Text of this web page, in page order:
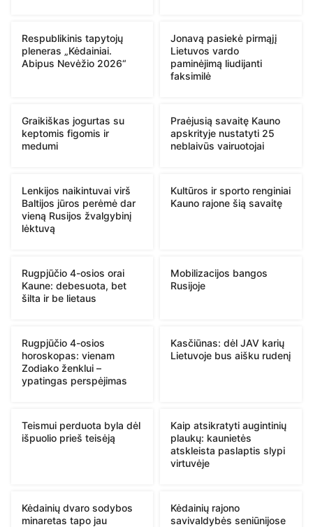
Respublikinis tapytojų
pleneras „Kėdainiai.
Abipus Nevėžio 2026“
Jonavą pasiekė pirmąjį
Lietuvos vardo
paminėjimą liudijanti
faksimilė
Graikiškas jogurtas su
keptomis figomis ir
medumi
Praėjusią savaitę Kauno
apskrityje nustatyti 25
neblaivūs vairuotojai
Lenkijos naikintuvai virš
Baltijos jūros perėmė dar
vieną Rusijos žvalgybinį
lėktuvą
Kultūros ir sporto renginiai
Kauno rajone šią savaitę
Rugpjūčio 4-osios orai
Kaune: debesuota, bet
šilta ir be lietaus
Mobilizacijos bangos
Rusijoje
Rugpjūčio 4-osios
horoskopas: vienam
Zodiako ženklui –
ypatingas perspėjimas
Kasčiūnas: dėl JAV karių
Lietuvoje bus aišku rudenį
Teismui perduota byla dėl
išpuolio prieš teisėją
Kaip atsikratyti augintinių
plaukų: kaunietės
atskleista paslaptis slypi
virtuvėje
Kėdainių dvaro sodybos
minaretas tapo jau
Kėdainių rajono
savivaldybės seniūnijose